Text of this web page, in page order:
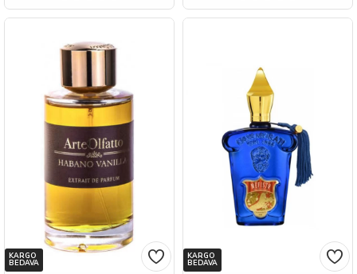
KARGO
BEDAVA
KARGO
BEDAVA